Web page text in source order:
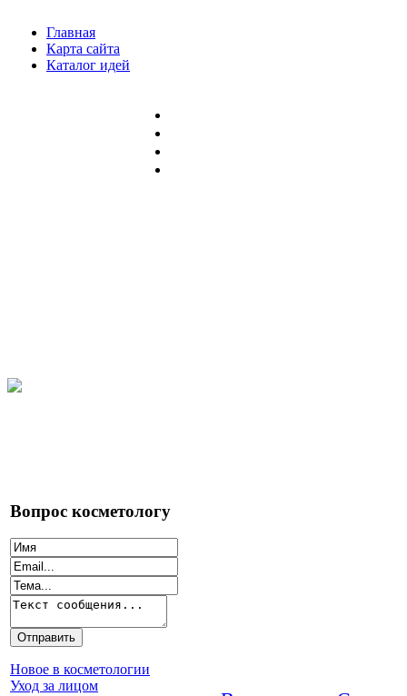
Главная
Карта сайта
Каталог идей
Вопрос косметологу
Новое в косметологии
Уход за лицом